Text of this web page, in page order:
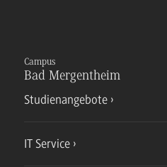
Campus
Bad Mergentheim
Studienangebote
IT Service